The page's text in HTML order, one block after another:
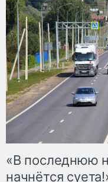
«В последнюю
начнётся